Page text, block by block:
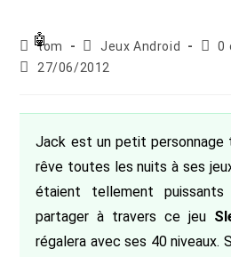
Auteur/autrice
de
tom
Post
category:
Jeux Android
0
Publication
27/06/2012
Jack est un petit personnage
rêve toutes les nuits à ses
étaient tellement
partager à travers ce jeu
régalera avec ses 40 niveaux.